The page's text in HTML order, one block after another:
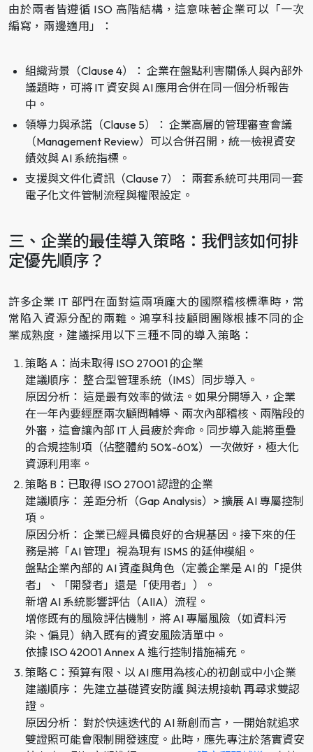
由於兩者皆遵循 ISO 高階結構，這意味著企業可以「一次
編寫，兩邊適用」：
組織背景（Clause 4）： 企業在盤點利害關係人與內部外
議題時，可將 IT 資安與 AI 應用合併在同一個分析報告
中。
領導力與承諾（Clause 5）： 企業高層的管理審查會議
（Management Review）可以合併召開，統一檢視資安
績效與 AI 系統指標。
支援與文件化資訊（Clause 7）： 兩套系統可共用同一套
電子化文件管制流程與權限設定。
三、企業的最佳導入策略：我們該如何排
定優先順序？
許多企業 IT 部門在面對這兩項龐大的國際稽核標準時，常
常陷入資源分配的兩難。鴻享科技顧問團隊根據不同的企
業成熟度，建議採用以下三種不同的導入策略：
策略 A：尚未取得 ISO 27001 的企業
建議順序： 整合型管理系統（IMS）同步導入。
原因分析： 這是最有效率的做法。如果分開導入，企業
在一年內要經歷兩次顧問輔導、兩次內部稽核、兩階段的
外審，這會讓內部 IT 人員疲於奔命。同步導入能將重疊
的合規控制項（佔整體約 50%-60%）一次做好，極大化
資源利用率。
策略 B：已取得 ISO 27001 認證的企業
建議順序： 差距分析（Gap Analysis）> 擴展 AI 專屬控制
項。
原因分析： 企業已經具備良好的合規基因。接下來的任
務是將「AI 管理」視為現有 ISMS 的延伸模組。
盤點企業內部的 AI 資產與角色（定義企業是 AI 的「提供
者」、「開發者」還是「使用者」）。
新增 AI 系統影響評估（AIIA）流程。
增修既有的風險評估機制，將 AI 專屬風險（如資料污
染、偏見）納入既有的資安風險清單中。
依據 ISO 42001 Annex A 進行控制措施補充。
策略 C：預算有限、以 AI 應用為核心的初創或中小企業
建議順序： 先建立基礎資安防護 與法規接軌 再尋求雙認
證。
原因分析： 對於快速迭代的 AI 新創而言，一開始就追求
雙證照可能會限制開發速度。此時，應先專注於落實資安